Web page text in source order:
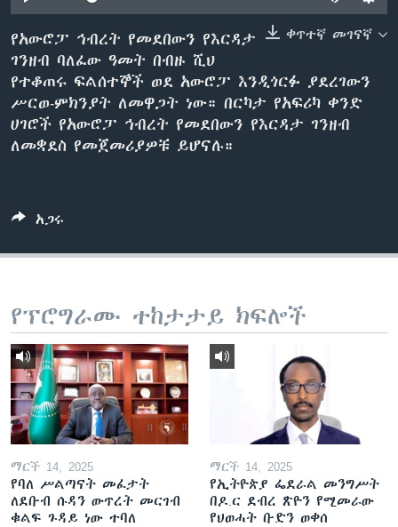
ቋንቋዎች
ቀጥተኛ መገናኛ
የአውሮፓ ኅብረት የመደበውን የእርዳታ
ገንዘብ ባለፈው ዓመት በብዙ ሺህ
የተቆጠሩ ፍልሰተኞች ወደ አውሮፓ እንዲጎርፉ ያደረገውን
ሥርወ-ምክንያት ለመዋጋት ነው። በርካታ የአፍሪካ ቀንድ
ሀገሮች የአውሮፓ ኅብረት የመደበውን የእርዳታ ገንዘብ
ለመቋደስ የመጀመሪያዎቹ ይሆናሉ።
አጋሩ
የፕሮግራሙ ተከታታይ ክፍሎች
ማርች 14, 2025
የባለ ሥልጣናት መፈታት
ለደቡብ ሱዳን ውጥረት መርገብ
ቁልፍ ጉዳይ ነው ተባለ
ማርች 14, 2025
የኢትዮጵያ ፌደራል መንግሥት
በዶ.ር ደብረ ጽዮን የሚመራው
የህወሓት ቡድን ወቀሰ